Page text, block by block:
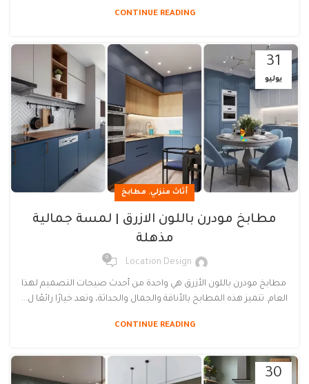
CONTINUE READING
31
يوليو
أثاث منزلي, مطابخ
مطابخ مودرن باللون الازرق | لمسة جمالية
مذهلة
Location Design
0
مطابخ مودرن باللون الأزرق هي واحدة من أحدث صيحات التصميم لهذا
العام. تتميز هذه المطابخ بالأناقة والجمال والحداثة، وتعد خيارًا رائعًا ل...
CONTINUE READING
30